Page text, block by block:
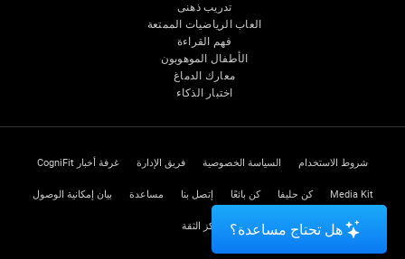
تدريب ذهنى
العاب الرياضيات الممتعة
فهم القراءة
الأطفال الموهوبون
معارك الدماغ
اختبار الذكاء
شروط الاستخدام السياسة الخصوصية فريق الإدارة غرفة أخبار CogniFit
Media Kit كن حليفا كن بائعًا إتصل بنا مساعدة بيان إمكانية الوصول
مركز الثقة هل تحتاج مساعدة؟